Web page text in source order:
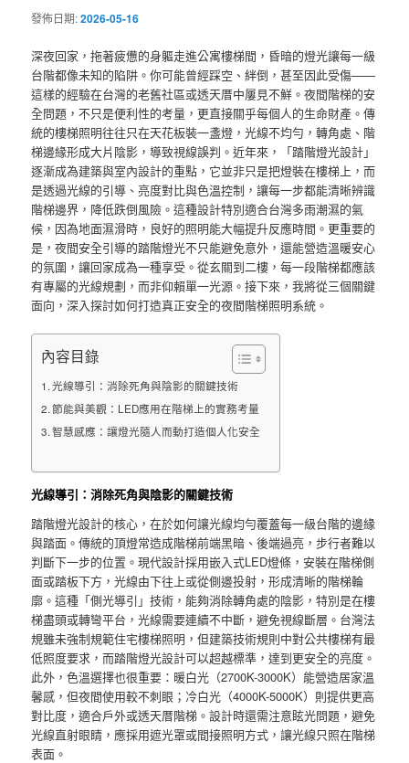
發佈日期:2026-05-16
深夜回家，拖著疲憊的身軀走進公寓樓梯間，昏暗的燈光讓每一級
台階都像未知的陷阱。你可能曾經踩空、絆倒，甚至因此受傷——
這樣的經驗在台灣的老舊社區或透天厝中屢見不鮮。夜間階梯的安
全問題，不只是便利性的考量，更直接關乎每個人的生命財產。傳
統的樓梯照明往往只在天花板裝一盞燈，光線不均勻，轉角處、階
梯邊緣形成大片陰影，導致視線誤判。近年來，「踏階燈光設計」
逐漸成為建築與室內設計的重點，它並非只是把燈裝在樓梯上，而
是透過光線的引導、亮度對比與色溫控制，讓每一步都能清晰辨識
階梯邊界，降低跌倒風險。這種設計特別適合台灣多雨潮濕的氣
候，因為地面濕滑時，良好的照明能大幅提升反應時間。更重要的
是，夜間安全引導的踏階燈光不只能避免意外，還能營造溫暖安心
的氛圍，讓回家成為一種享受。從玄關到二樓，每一段階梯都應該
有專屬的光線規劃，而非仰賴單一光源。接下來，我將從三個關鍵
面向，深入探討如何打造真正安全的夜間階梯照明系統。
內容目錄
光線導引：消除死角與陰影的關鍵技術
節能與美觀：LED應用在階梯上的實務考量
智慧感應：讓燈光隨人而動打造個人化安全
光線導引：消除死角與陰影的關鍵技術
踏階燈光設計的核心，在於如何讓光線均勻覆蓋每一級台階的邊緣
與踏面。傳統的頂燈常造成階梯前端黑暗、後端過亮，步行者難以
判斷下一步的位置。現代設計採用嵌入式LED燈條，安裝在階梯側
面或踏板下方，光線由下往上或從側邊投射，形成清晰的階梯輪
廓。這種「側光導引」技術，能夠消除轉角處的陰影，特別是在樓
梯盡頭或轉彎平台，光線需要連續不中斷，避免視線斷層。台灣法
規雖未強制規範住宅樓梯照明，但建築技術規則中對公共樓梯有最
低照度要求，而踏階燈光設計可以超越標準，達到更安全的亮度。
此外，色溫選擇也很重要：暖白光（2700K-3000K）能營造居家溫
馨感，但夜間使用較不刺眼；冷白光（4000K-5000K）則提供更高
對比度，適合戶外或透天厝階梯。設計時還需注意眩光問題，避免
光線直射眼睛，應採用遮光罩或間接照明方式，讓光線只照在階梯
表面。